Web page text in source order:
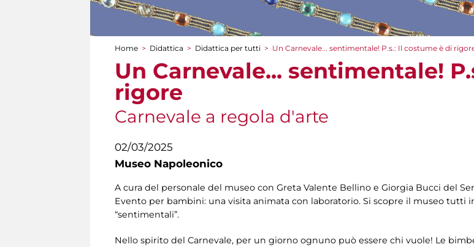
Tu sei qui
Home > Didattica > Didattica per tutti > Un Carnevale... sentimentale! P.s.: Il costume è di
Un Carnevale... sentimentale!
rigore
Carnevale a regola d'arte
02/03/2025
Museo Napoleonico
A cura del personale del museo con Greta Valente Bellino e Giorgia Bucci del
Evento per bambini: una visita animata con laboratorio. Si scopre il museo tutti
“sentimentali”.
Nello spirito del Carnevale, per un giorno ognuno può essere chi vuole! Le